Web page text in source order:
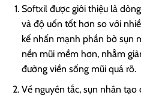
Softxil được giới thiệu là
và độ uốn tốt hơn so với
kế nhấn mạnh phần bờ sụn
nền mũi mềm hơn, nhằm
đường viền sống mũi quá rõ.
Về nguyên tắc, sụn nhân